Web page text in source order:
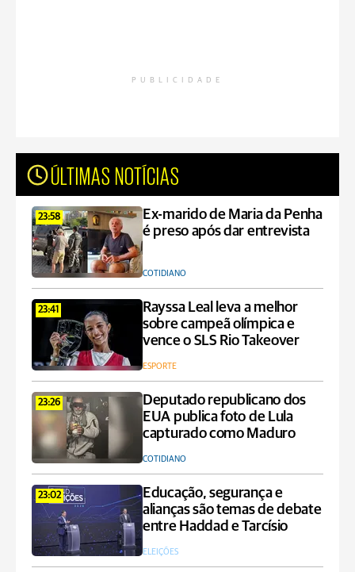
PUBLICIDADE
ÚLTIMAS NOTÍCIAS
23:58
Ex-marido de Maria da Penha
é preso após dar entrevista
COTIDIANO
23:41
Rayssa Leal leva a melhor
sobre campeã olímpica e
vence o SLS Rio Takeover
ESPORTE
23:26
Deputado republicano dos
EUA publica foto de Lula
capturado como Maduro
COTIDIANO
23:02
Educação, segurança e
alianças são temas de debate
entre Haddad e Tarcísio
ELEIÇÕES